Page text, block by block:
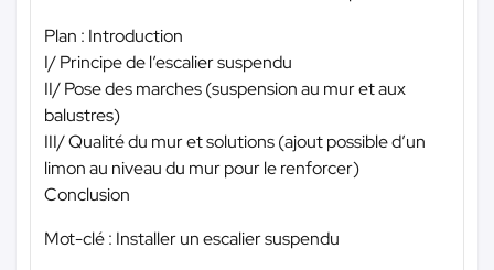
Plan : Introduction
I/ Principe de l’escalier suspendu
II/ Pose des marches (suspension au mur et aux
balustres)
III/ Qualité du mur et solutions (ajout possible d’un
limon au niveau du mur pour le renforcer)
Conclusion
Mot-clé : Installer un escalier suspendu